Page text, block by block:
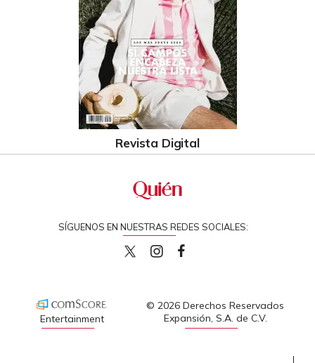
Revista Digital
SÍGUENOS EN NUESTRAS REDES SOCIALES:
quiencom
Entertainment
© 2026 Derechos Reservados
Expansión, S.A. de C.V.